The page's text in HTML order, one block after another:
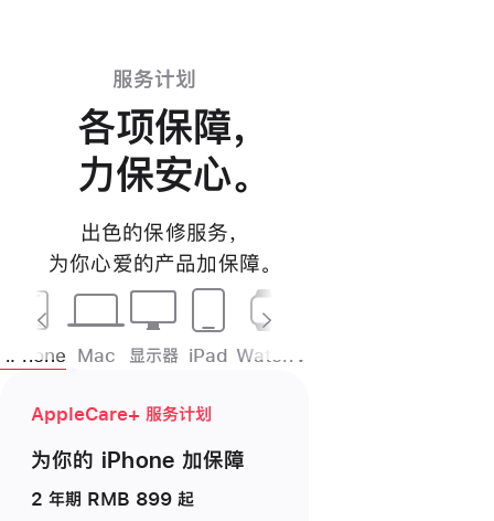
服务计划
各项保障，
力保安心。
出色的保修服务，
为你心爱的产品加保障。
iPhone Mac 显示器 iPad Watch
AppleCare+ 服务计划
为你的 iPhone 加保障
2 年期 RMB 899 起